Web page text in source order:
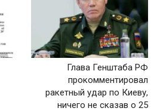
Глава Генштаба РФ
прокомментировал
ракетный удар по Киеву,
ничего не сказав о 25